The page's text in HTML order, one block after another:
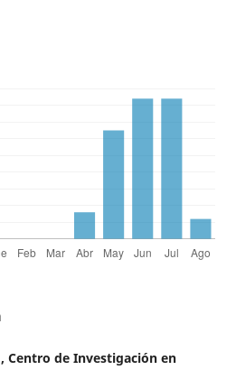
Centro de Investigación en